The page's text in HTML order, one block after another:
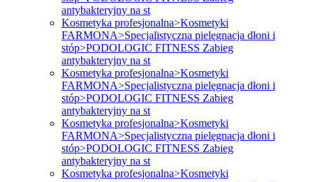
antybakteryjny na st
Kosmetyka profesjonalna>Kosmetyki
FARMONA>Specjalistyczna pielęgnacja dłoni i
stóp>PODOLOGIC FITNESS Zabieg
antybakteryjny na st
Kosmetyka profesjonalna>Kosmetyki
FARMONA>Specjalistyczna pielęgnacja dłoni i
stóp>PODOLOGIC FITNESS Zabieg
antybakteryjny na st
Kosmetyka profesjonalna>Kosmetyki
FARMONA>Specjalistyczna pielęgnacja dłoni i
stóp>PODOLOGIC FITNESS Zabieg
antybakteryjny na st
Kosmetyka profesjonalna>Kosmetyki